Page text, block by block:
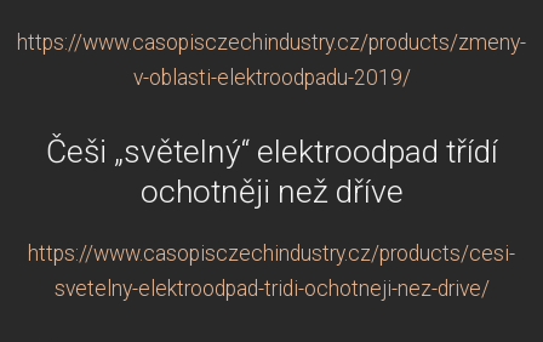
https://www.casopisczechindustry.cz/products/zmeny-
v-oblasti-elektroodpadu-2019/
Češi „světelný“ elektroodpad třídí
ochotněji než dříve
https://www.casopisczechindustry.cz/products/cesi-
svetelny-elektroodpad-tridi-ochotneji-nez-drive/